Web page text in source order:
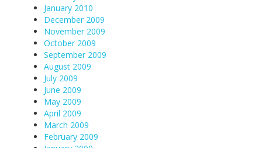
January 2010
December 2009
November 2009
October 2009
September 2009
August 2009
July 2009
June 2009
May 2009
April 2009
March 2009
February 2009